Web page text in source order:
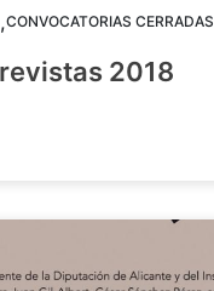
,CONVOCATORIAS CERRADAS
2018